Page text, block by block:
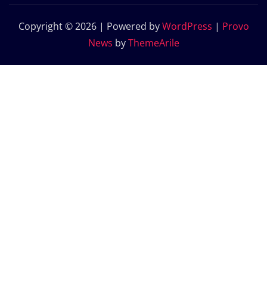
Copyright © 2026 | Powered byWordPress | Provo
News byThemeArile